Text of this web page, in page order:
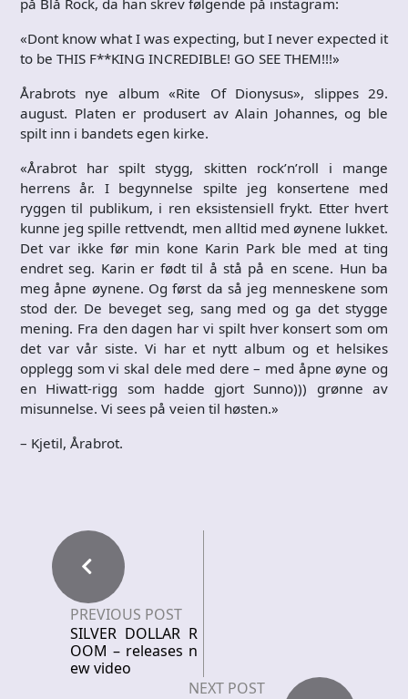
på Blå Rock, da han skrev følgende på instagram:
«Dont know what I was expecting, but I never expected it
to be THIS F**KING INCREDIBLE! GO SEE THEM!!!»
Årabrots nye album «Rite Of Dionysus», slippes 29.
august. Platen er produsert av Alain Johannes, og ble
spilt inn i bandets egen kirke.
«Årabrot har spilt stygg, skitten rock’n’roll i mange
herrens år. I begynnelse spilte jeg konsertene med
ryggen til publikum, i ren eksistensiell frykt. Etter hvert
kunne jeg spille rettvendt, men alltid med øynene lukket.
Det var ikke før min kone Karin Park ble med at ting
endret seg. Karin er født til å stå på en scene. Hun ba
meg åpne øynene. Og først da så jeg menneskene som
stod der. De beveget seg, sang med og ga det stygge
mening. Fra den dagen har vi spilt hver konsert som om
det var vår siste. Vi har et nytt album og et helsikes
opplegg som vi skal dele med dere – med åpne øyne og
en Hiwatt-rigg som hadde gjort Sunno))) grønne av
misunnelse. Vi sees på veien til høsten.»
– Kjetil, Årabrot.
PREVIOUS POST
SILVER DOLLAR R
OOM – releases n
ew video
NEXT POST